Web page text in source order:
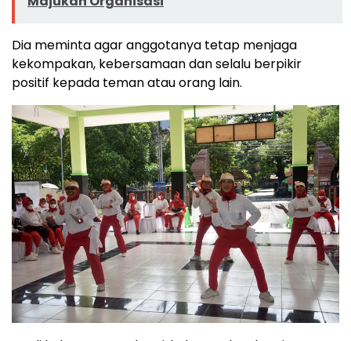
Dia meminta agar anggotanya tetap menjaga
kekompakan, kebersamaan dan selalu berpikir
positif kepada teman atau orang lain.